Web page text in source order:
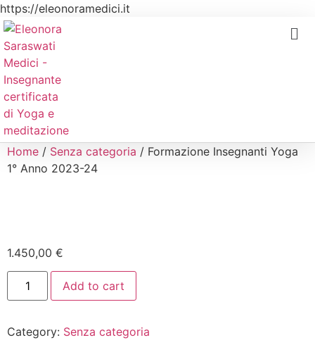
https://eleonoramedici.it
Home / Senza categoria / Formazione Insegnanti Yoga
1° Anno 2023-24
1.450,00 €
Add to cart
Category: Senza categoria